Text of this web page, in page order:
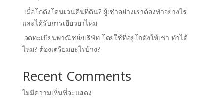
เมื่อโกดังโดนเวนคืนที่ดิน? ผู้เช่าอย่างเราต้องทำอย่างไร
และได้รับการเยียวยาไหม
จดทะเบียนพาณิชย์/บริษัท โดยใช้ที่อยู่โกดังให้เช่า ทำได้
ไหม? ต้องเตรียมอะไรบ้าง?
Recent Comments
ไม่มีความเห็นที่จะแสดง